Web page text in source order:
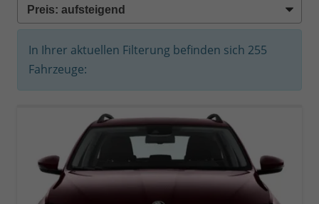
In Ihrer aktuellen Filterung befinden sich 255
Fahrzeuge: